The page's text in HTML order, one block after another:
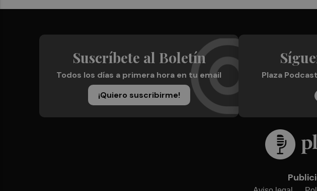
Suscríbete al Boletín
Todos los días a primera hora en tu email
¡Quiero suscribirme!
Plaza